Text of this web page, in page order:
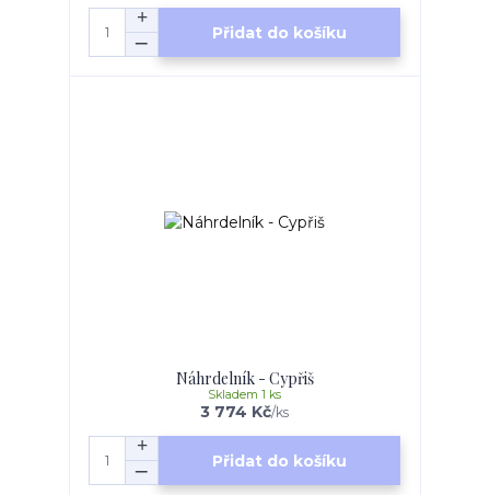
Přidat do košíku
Náhrdelník - Cypřiš
3 774 Kč/ks
Skladem 1 ks
Přidat do košíku